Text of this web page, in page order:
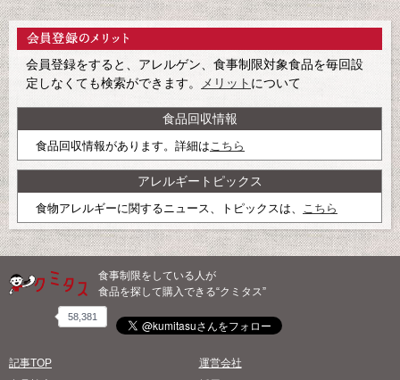
会員登録をすると、アレルゲン、食事制限対象食品を毎回設
定しなくても検索ができます。
メリット について
食品回収情報
食品回収情報があります。詳細はこちら
アレルギートピックス
食物アレルギーに関するニュース、トピックスは、 こちら
食事制限をしている人が
食品を探して購入できる“クミタス”
58,381
記事TOP
運営会社